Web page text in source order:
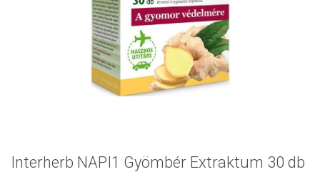
Interherb NAPI1 Gyömbér Extraktum 30 db